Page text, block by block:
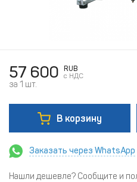
57 600
RUB
c НДС
за 1 шт.
В корзину
Заказать через WhatsApp
Нашли дешевле? Сообщите и